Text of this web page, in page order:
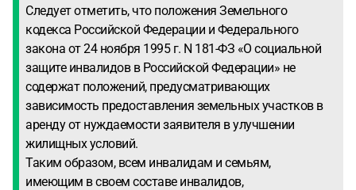
Следует отметить, что положения Земельного
кодекса Российской Федерации и Федерального
закона от 24 ноября 1995 г. N 181-ФЗ «О социальной
защите инвалидов в Российской Федерации» не
содержат положений, предусматривающих
зависимость предоставления земельных участков в
аренду от нуждаемости заявителя в улучшении
жилищных условий.
Таким образом, всем инвалидам и семьям,
имеющим в своем составе инвалидов,